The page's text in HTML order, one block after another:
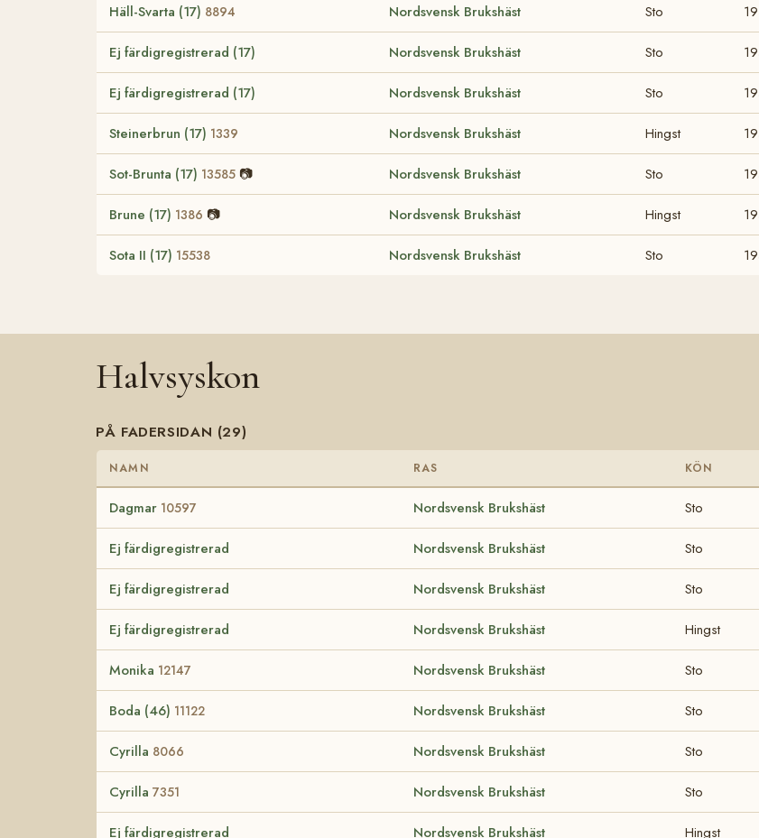
Häll-Svarta (17) 8894 Nordsvensk Brukshäst Sto
Ej färdigregistrerad (17) Nordsvensk Brukshäst Sto
Ej färdigregistrerad (17) Nordsvensk Brukshäst Sto
Steinerbrun (17) 1339 Nordsvensk Brukshäst Hingst
Sot-Brunta (17) 13585 📷 Nordsvensk Brukshäst Sto
Brune (17) 1386 📷 Nordsvensk Brukshäst Hingst
Sota II (17) 15538 Nordsvensk Brukshäst Sto
Halvsyskon
PÅ FADERSIDAN (29)
NAMN RAS KÖN
Dagmar 10597 Nordsvensk Brukshäst Sto
Ej färdigregistrerad Nordsvensk Brukshäst Sto
Ej färdigregistrerad Nordsvensk Brukshäst Sto
Ej färdigregistrerad Nordsvensk Brukshäst Hingst
Monika 12147 Nordsvensk Brukshäst Sto
Boda (46) 11122 Nordsvensk Brukshäst Sto
Cyrilla 8066 Nordsvensk Brukshäst Sto
Cyrilla 7351 Nordsvensk Brukshäst Sto
Ej färdigregistrerad Nordsvensk Brukshäst Hingst